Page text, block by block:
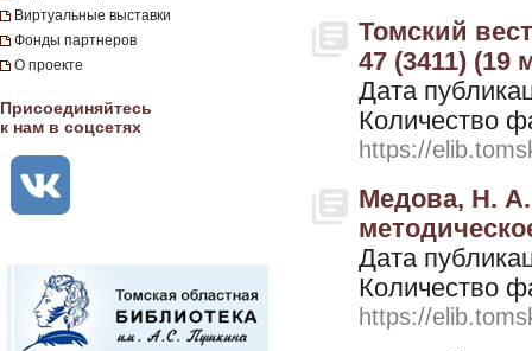
Виртуальные выставки
Фонды партнеров
О проекте
Присоединяйтесь
к нам в соцсетях
Томский
47 (3411) (19
Дата
Количество
https://
Медова, Н.
Дата
Количество
https://